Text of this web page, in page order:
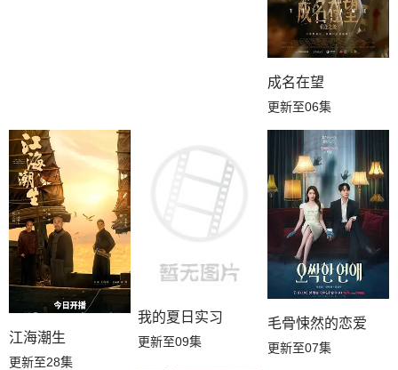
成名在望
更新至06集
江海潮生
更新至28集
我的夏日实习
更新至09集
毛骨悚然的恋爱
更新至07集